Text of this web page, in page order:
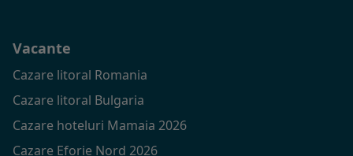
Vacante
Cazare litoral Romania
Cazare litoral Bulgaria
Cazare hoteluri Mamaia 2026
Cazare Eforie Nord 2026